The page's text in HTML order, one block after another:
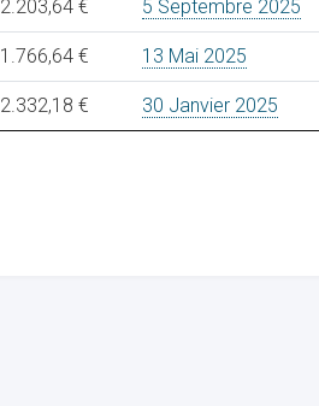
2.203,64 € 5 Septembre 2025
1.766,64 € 13 Mai 2025
2.332,18 € 30 Janvier 2025